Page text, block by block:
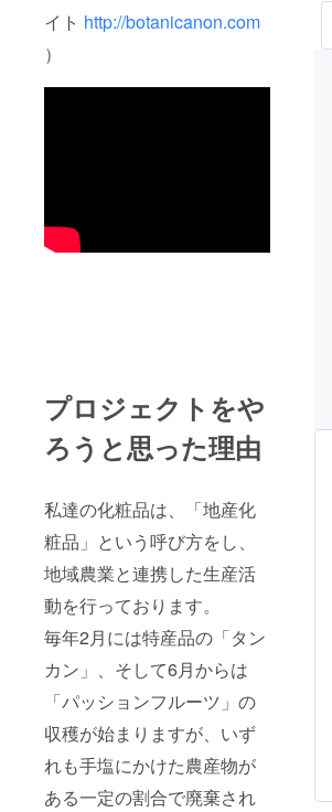
イト http://botanicanon.com
）
プロジェクトをや
ろうと思った理由
私達の化粧品は、「地産化
粧品」という呼び方をし、
地域農業と連携した生産活
動を行っております。
毎年2月には特産品の「タン
カン」、そして6月からは
「パッションフルーツ」の
収穫が始まりますが、いず
れも手塩にかけた農産物が
ある一定の割合で廃棄され